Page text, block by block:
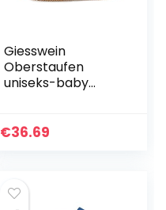
Giesswein
Oberstaufen
uniseks-baby
€36.69